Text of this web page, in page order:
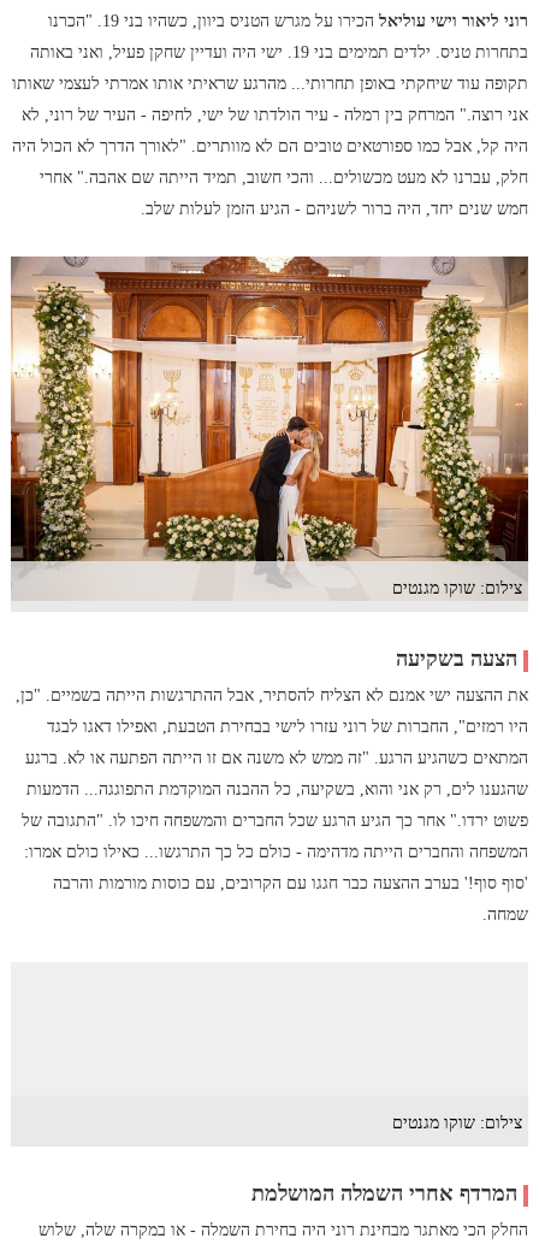
רוני ליאור וישי עוליאל
הכירו על מגרש הטניס ביוון, כשהיו בני 19. "הכרנו
בתחרות טניס. ילדים תמימים בני 19. ישי היה ועדיין שחקן פעיל, ואני באותה
תקופה עוד שיחקתי באופן תחרותי... מהרגע שראיתי אותו אמרתי לעצמי שאותו
אני רוצה." המרחק בין רמלה - עיר הולדתו של ישי, לחיפה - העיר של רוני, לא
היה קל, אבל כמו ספורטאים טובים הם לא מוותרים. "לאורך הדרך לא הכול היה
חלק, עברנו לא מעט מכשולים... והכי חשוב, תמיד הייתה שם אהבה." אחרי
חמש שנים יחד, היה ברור לשניהם - הגיע הזמן לעלות שלב.
צילום: שוקו מגנטים
הצעה בשקיעה
את ההצעה ישי אמנם לא הצליח להסתיר, אבל ההתרגשות הייתה בשמיים. "כן,
היו רמזים", החברות של רוני עזרו לישי בבחירת הטבעת, ואפילו דאגו לבגד
המתאים כשהגיע הרגע. "זה ממש לא משנה אם זו הייתה הפתעה או לא. ברגע
שהגענו לים, רק אני והוא, בשקיעה, כל ההבנה המוקדמת התפוגגה... הדמעות
פשוט ירדו." אחר כך הגיע הרגע שכל החברים והמשפחה חיכו לו. "התגובה של
המשפחה והחברים הייתה מדהימה - כולם כל כך התרגשו... כאילו כולם אמרו:
'סוף סוף!' בערב ההצעה כבר חגגו עם הקרובים, עם כוסות מורמות והרבה
שמחה.
צילום: שוקו מגנטים
המרדף אחרי השמלה המושלמת
החלק הכי מאתגר מבחינת רוני היה בחירת השמלה - או במקרה שלה, שלוש